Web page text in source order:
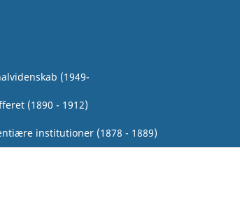
(1949-
(1890 - 1912)
institutioner (1878 - 1889)